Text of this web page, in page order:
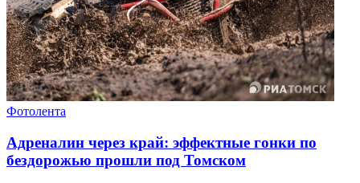
Фотолента
Адреналин через край: эффектные гонки по
бездорожью прошли под Томском